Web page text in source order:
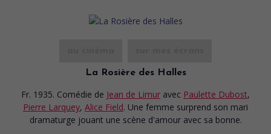
La Rosière des Halles
Fr. 1935. Comédie de Jean de Limur avec Paulette Dubost,
Pierre Larquey, Alice Field. Une femme surprend son mari
dramaturge jouant une scène d'amour avec sa bonne.